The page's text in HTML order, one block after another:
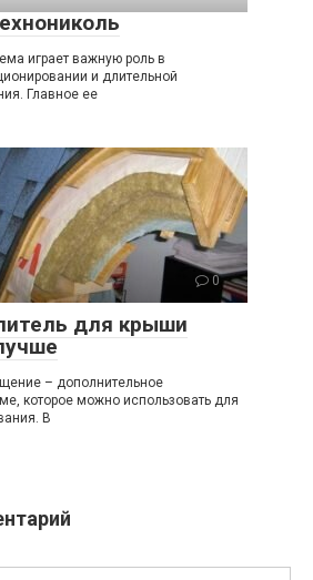
играет важную роль в
и длительной
Главное ее
0
для крыши
– дополнительное
которое можно использовать для
В